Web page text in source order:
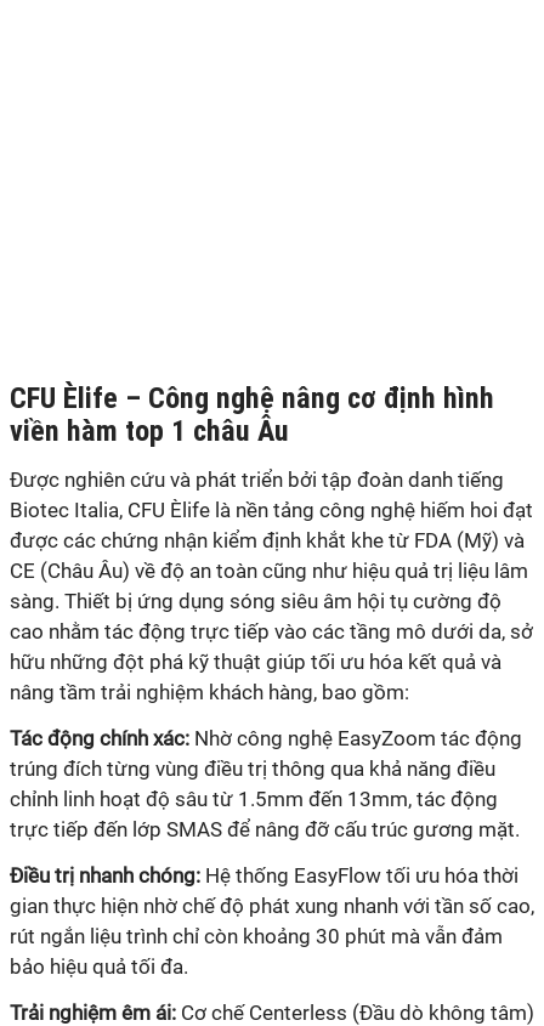
CFU Èlife – Công nghệ nâng cơ định hình
viền hàm top 1 châu Âu
Được nghiên cứu và phát triển bởi tập đoàn danh tiếng
Biotec Italia, CFU Èlife là nền tảng công nghệ hiếm hoi đạt
được các chứng nhận kiểm định khắt khe từ FDA (Mỹ) và
CE (Châu Âu) về độ an toàn cũng như hiệu quả trị liệu lâm
sàng. Thiết bị ứng dụng sóng siêu âm hội tụ cường độ
cao nhằm tác động trực tiếp vào các tầng mô dưới da, sở
hữu những đột phá kỹ thuật giúp tối ưu hóa kết quả và
nâng tầm trải nghiệm khách hàng, bao gồm:
Tác động chính xác: Nhờ công nghệ EasyZoom tác động
trúng đích từng vùng điều trị thông qua khả năng điều
chỉnh linh hoạt độ sâu từ 1.5mm đến 13mm, tác động
trực tiếp đến lớp SMAS để nâng đỡ cấu trúc gương mặt.
Điều trị nhanh chóng: Hệ thống EasyFlow tối ưu hóa thời
gian thực hiện nhờ chế độ phát xung nhanh với tần số cao,
rút ngắn liệu trình chỉ còn khoảng 30 phút mà vẫn đảm
bảo hiệu quả tối đa.
Trải nghiệm êm ái: Cơ chế Centerless (Đầu dò không tâm)